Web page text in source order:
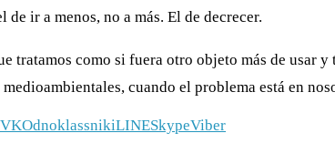
ir a menos, no a más. El de decrecer.
tratamos como si fuera otro objeto más de
cuando el problema está en
VKOdnoklassnikiLINESkypeViber